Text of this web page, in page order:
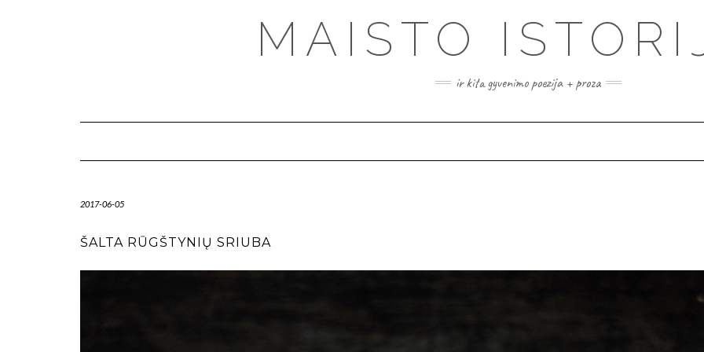
MAISTO
ir kita gyvenimo poezija + proza
2017-06-05
ŠALTA RŪGŠTYNIŲ SRIUBA